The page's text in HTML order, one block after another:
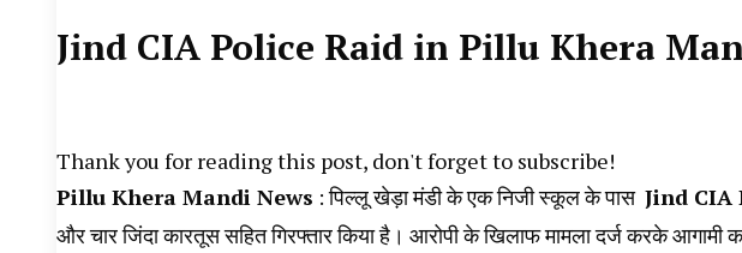
Jind CIA Police Raid in Pillu Khera
Thank you for reading this post, don't forget to subscribe!
Pillu Khera Mandi News : पिल्लू खेड़ा मंडी के एक निजी स्कूल के पास Jind CIA
और चार जिंदा कारतूस सहित गिरफ्तार किया है। आरोपी के खिलाफ मामला दर्ज करके आगामी